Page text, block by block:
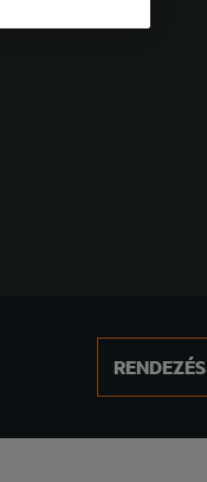
RENDEZÉS